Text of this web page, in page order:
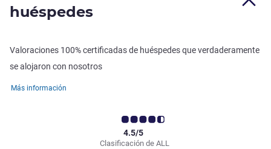
huéspedes
Valoraciones 100% certificadas de huéspedes que verdaderamente
se alojaron con nosotros
Más información
Clasificación de ALL
4.5/5